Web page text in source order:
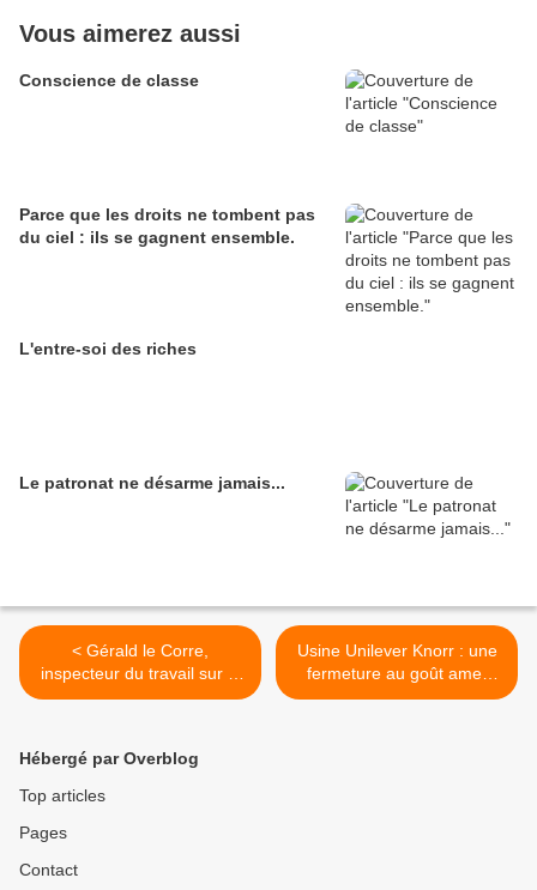
Vous aimerez aussi
Conscience de classe
Parce que les droits ne tombent pas
du ciel : ils se gagnent ensemble.
L'entre-soi des riches
Le patronat ne désarme jamais...
< Gérald le Corre,
inspecteur du travail sur le
tas raconte : « On laisse
Usine Unilever Knorr : une
fermeture au goût amer
pour les salariés alsaciens
Hébergé par Overblog
Top articles
Pages
Contact